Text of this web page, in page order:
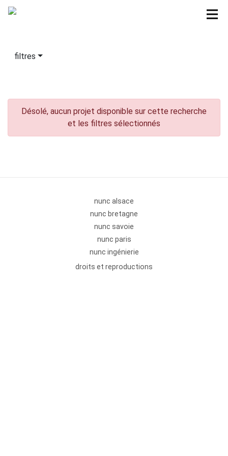
filtres
Désolé, aucun projet disponible sur cette recherche
et les filtres sélectionnés
nunc alsace
nunc bretagne
nunc savoie
nunc paris
nunc ingénierie
droits et reproductions